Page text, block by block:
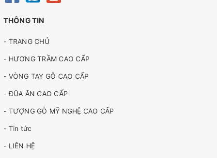
THÔNG TIN
- TRANG CHỦ
- HƯƠNG TRẦM CAO CẤP
- VÒNG TAY GỖ CAO CẤP
- ĐŨA ĂN CAO CẤP
- TƯỢNG GỖ MỸ NGHỆ CAO CẤP
- Tin tức
- LIÊN HỆ